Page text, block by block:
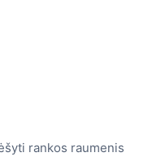
rankos raumenis